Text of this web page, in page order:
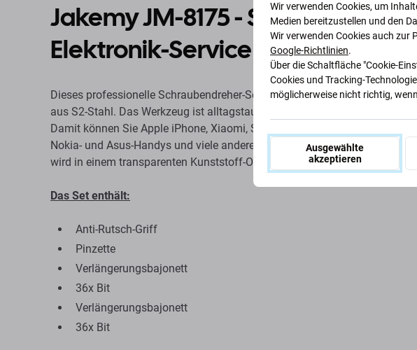
Jakemy JM-8175 - Service-
Elektronik-Service 50in1
Dieses professionelle Schraubendreher-Set JM-8113 von Jakemy enthält
aus S2-Stahl. Das Werkzeug ist alltagstauglich und bietet für fast alle
Damit können Sie Apple iPhone, Xiaomi, Samsung, Huawei, Sony, Motorola
Nokia- und Asus-Handys und viele andere Marken zerlegen und reparieren.
wird in einem transparenten Kunststoff-Organizer geliefert.
Das Set enthält:
Anti-Rutsch-Griff
Pinzette
Verlängerungsbajonett
36x Bit
Verlängerungsbajonett
36x Bit
Wir verwenden Cookies, um
Medien bereitzustellen und den
Wir verwenden Cookies auch zur
Google-Richtlinien.
Über die Schaltfläche "Cookie-
Cookies und Tracking-
möglicherweise nicht richtig,
Ausgewählte
akzeptieren